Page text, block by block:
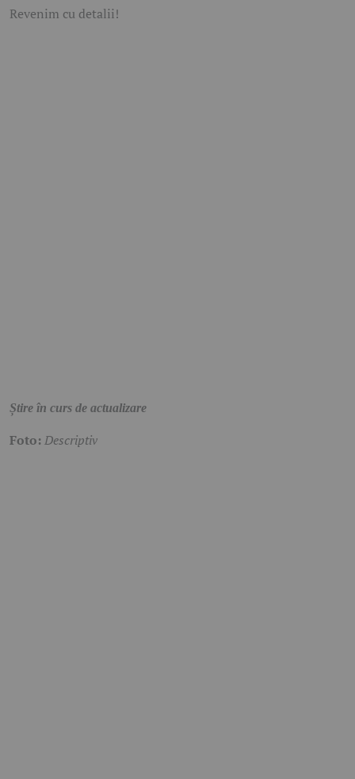
Revenim cu detalii!
Știre în curs de actualizare
Foto:Descriptiv